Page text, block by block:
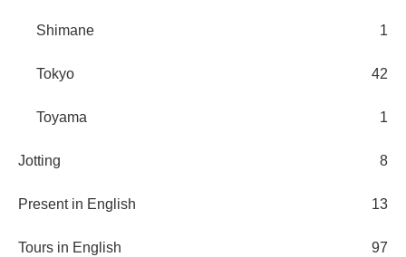
Shimane 1
Tokyo 42
Toyama 1
Jotting 8
Present in English 13
Tours in English 97